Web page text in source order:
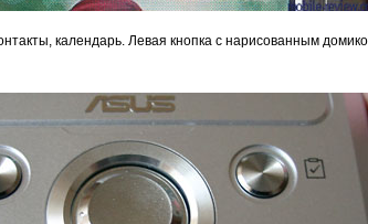
календарь. Левая кнопка с нарисованным